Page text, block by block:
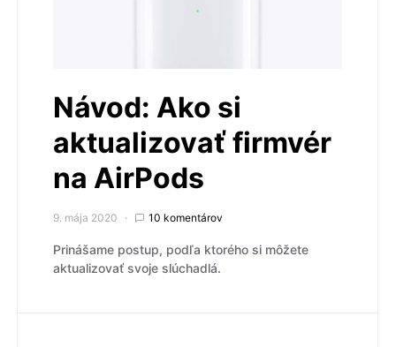
Návod: Ako si
aktualizovať firmvér
na AirPods
9. mája 2020 10 komentárov
Prinášame postup, podľa ktorého si môžete
aktualizovať svoje slúchadlá.